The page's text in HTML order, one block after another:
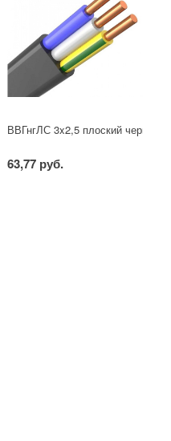
ВВГнгЛС 3x2,5 плоский черный
63,77 руб.